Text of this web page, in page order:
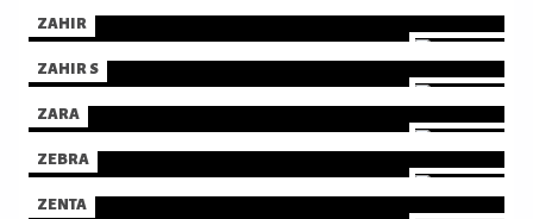
ZAHIR
ZAHIR S
ZARA
ZEBRA
ZENTA